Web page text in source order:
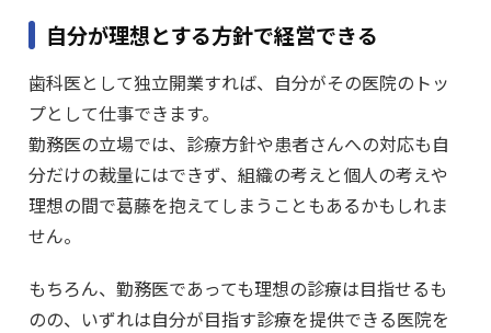
自分が理想とする方針で経営できる
歯科医として独立開業すれば、自分がその医院のトッ
プとして仕事できます。
勤務医の立場では、診療方針や患者さんへの対応も自
分だけの裁量にはできず、組織の考えと個人の考えや
理想の間で葛藤を抱えてしまうこともあるかもしれま
せん。
もちろん、勤務医であっても理想の診療は目指せるも
のの、いずれは自分が目指す診療を提供できる医院を